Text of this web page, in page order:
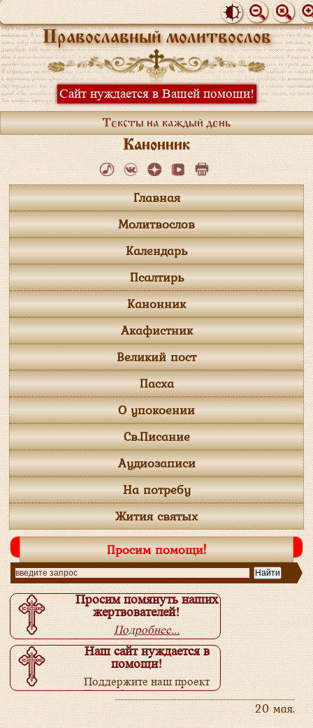
Православный молитвослов
Сайт нуждается в Вашей помощи!
Тексты на каждый день
Канонник
Главная
Молитвослов
Календарь
Псалтирь
Канонник
Акафистник
Великий пост
Пасха
О упокоении
Св.Писание
Аудиозаписи
На потребу
Жития святых
Просим помощи!
Просим помянуть наших
жертвователей!
Подробнее...
Наш сайт нуждается в
помощи!
Поддержите наш проект
Подробнее...
20 мая.